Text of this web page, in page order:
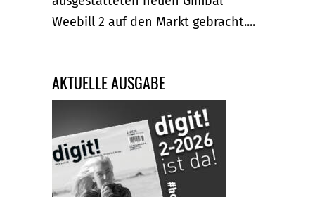
Weebill 2 auf den Markt gebracht....
AKTUELLE AUSGABE